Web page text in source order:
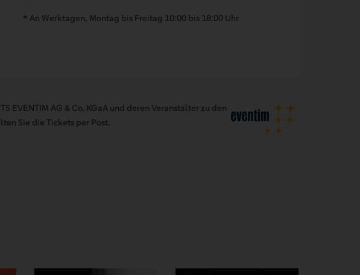
* An Werktagen, Montag bis Freitag 10:00 bis 18:00 Uhr
EVENTIM AG & Co. KGaA und deren Veranstalter zu den
Sie die Tickets per Post.